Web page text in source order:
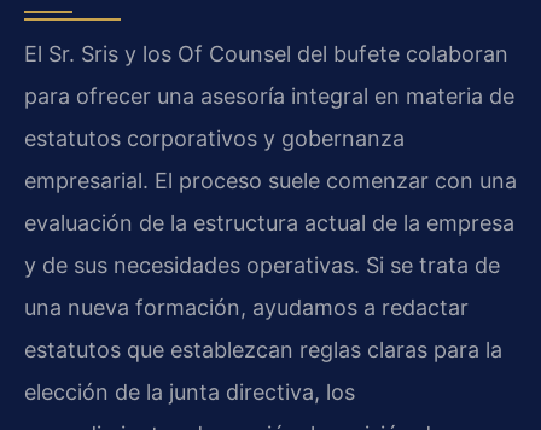
El Sr. Sris y los Of Counsel del bufete colaboran
para ofrecer una asesoría integral en materia de
estatutos corporativos y gobernanza
empresarial. El proceso suele comenzar con una
evaluación de la estructura actual de la empresa
y de sus necesidades operativas. Si se trata de
una nueva formación, ayudamos a redactar
estatutos que establezcan reglas claras para la
elección de la junta directiva, los